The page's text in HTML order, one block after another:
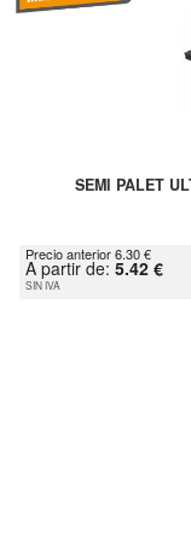
SEMI PALET
Precio anterior 6.30 €
A partir de: 5.42 €
SIN IVA